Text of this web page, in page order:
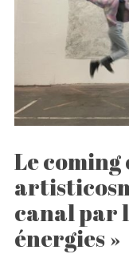
Le coming
canal par
énergies »